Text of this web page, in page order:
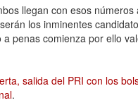
llegan con esos
los inminentes
penas comienza por ello
salida del PRI con los
.